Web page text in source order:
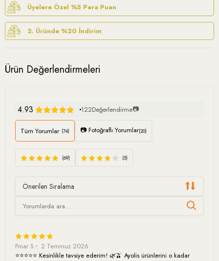
Üyelere Özel %5 Para Puan
2. Üründe %20 İndirim
Ürün Değerlendirmeleri
4.93 122Değerlendirme📷
Tüm Yorumlar (74) 📷 Fotoğraflı Yorumlar(20)
(69) (5)
Önerilen Sıralama
Pinar S.
2 Temmuz 2026
⭐⭐⭐⭐⭐ Kesinlikle tavsiye ederim! 🌿🫒 Ayolis ürünlerini o kadar